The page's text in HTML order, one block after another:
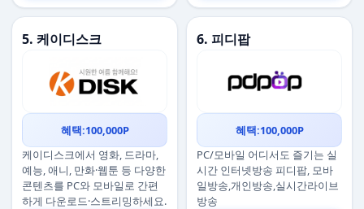
5. 케이디스크
혜택:100,000P
케이디스크에서 영화, 드라마,
예능, 애니, 만화·웹툰 등 다양한
콘텐츠를 PC와 모바일로 간편
하게 다운로드·스트리밍하세요.
6. 피디팝
혜택:100,000P
PC/모바일 어디서도 즐기는 실
시간 인터넷방송 피디팝, 모바
일방송,개인방송,실시간라이브
방송